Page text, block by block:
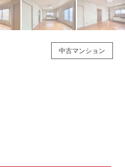
中古マンション